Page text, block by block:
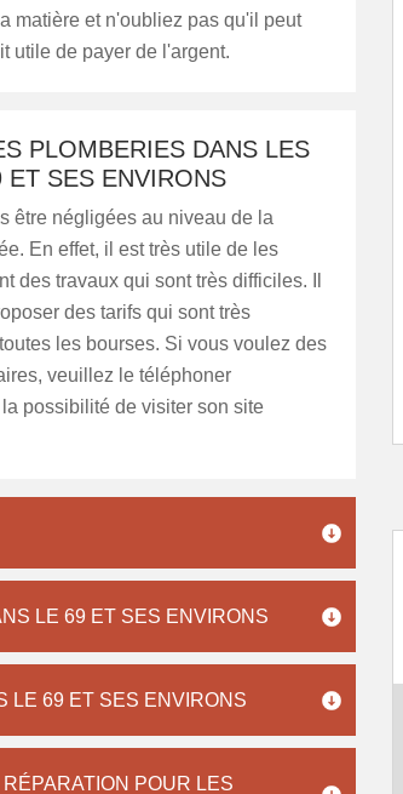
matière et n'oubliez pas qu'il peut
utile de payer de l'argent.
PLOMBERIES DANS LES
ET SES ENVIRONS
être négligées au niveau de la
En effet, il est très utile de les
des travaux qui sont très difficiles. Il
des tarifs qui sont très
les bourses. Si vous voulez des
veuillez le téléphoner
possibilité de visiter son site
LE 69 ET SES ENVIRONS
LE 69 ET SES ENVIRONS
POUR LES